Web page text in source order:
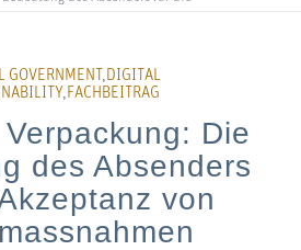
GOVERNMENT , DIGITAL
, FACHBEITRAG
Die
des Absenders
von